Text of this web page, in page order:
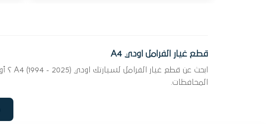
قطع غيار الفرامل اودي A4
المحافظات.